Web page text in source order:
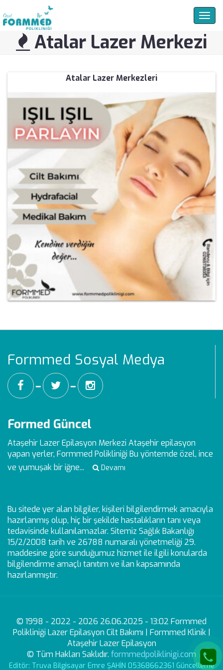
Atalar Lazer Merkezi
Atalar Lazer Merkezleri
Formmed Sosyal Medya
━ ━
Formed Güncel
Ataşehir Lazer Epilasyon Merkezi Ataşehir epilasyon
yapan yerler, Formmed Polikliniği Bu yöntemde özel, ince
ve yumuşak bir iğne...
Devamı
Bu sitede yer alan bilgiler, kişileri bilgilendirmek amacıyla
hazırlanmış olup, hiç bir şekilde hastalıkların tanı veya
tedavisinde kullanılamazlar. Sitemiz Sağlık Bakanlığı
15/2/2008 tarih ve 26788 numaralı yönetmeliği 29.
maddesine göre sunduğumuz hizmet ile ilgili konularda
bilgilendirme amaçlı tanıtım ve ilan kapsamında
hazırlanmıştır.
© 1998 - 2022 - 2026 26.06.2025 - 13:02 Formmed
Polikliniği Lazer Epilasyon Cilt Bakımı | Formmed Klinik |
Ataşehir Lazer Epilasyon
© Tüm Hakları Saklıdır. formmedpoliklinigi.com
Editör: Truva Bilgisayar Emre ŞAHİN 05368662361 Güncelleme